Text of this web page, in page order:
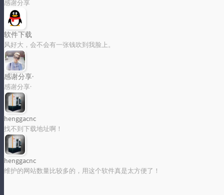
感谢分享
软件下载
风好大，会不会有一张钱吹到我脸上。
感谢分享·
感谢分享·
henggacnc
找不到下载地址啊！
henggacnc
维护的网站数量比较多的，用这个软件真是太方便了！